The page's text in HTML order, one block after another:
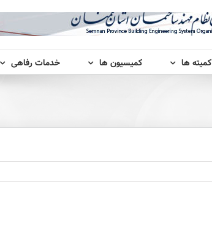
کمیته ها کمیسیون ها خدمات رفاهی